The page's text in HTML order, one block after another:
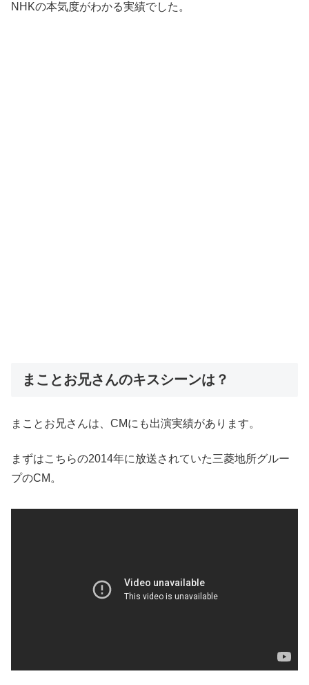
NHKの本気度がわかる実績でした。
まことお兄さんのキスシーンは？
まことお兄さんは、CMにも出演実績があります。
まずはこちらの2014年に放送されていた三菱地所グルー
プのCM。